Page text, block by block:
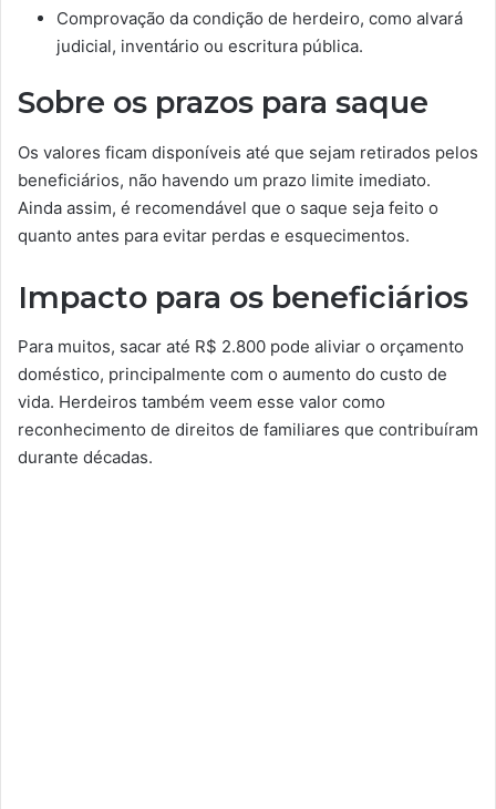
Comprovação da condição de herdeiro, como alvará
judicial, inventário ou escritura pública.
Sobre os prazos para saque
Os valores ficam disponíveis até que sejam retirados pelos
beneficiários, não havendo um prazo limite imediato.
Ainda assim, é recomendável que o saque seja feito o
quanto antes para evitar perdas e esquecimentos.
Impacto para os beneficiários
Para muitos, sacar até R$ 2.800 pode aliviar o orçamento
doméstico, principalmente com o aumento do custo de
vida. Herdeiros também veem esse valor como
reconhecimento de direitos de familiares que contribuíram
durante décadas.